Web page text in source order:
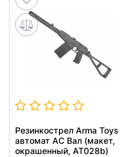
Резинкострел Arma Toys
автомат АС Вал (макет,
окрашенный, AT028b)